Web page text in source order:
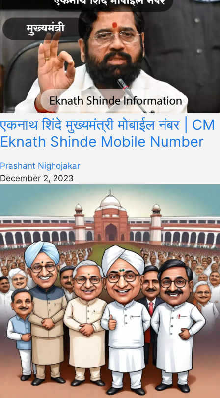
एकनाथ शिंदे मुख्यमंत्री मोबाईल नंबर | CM
Eknath Shinde Mobile Number
Prashant Nighojakar
December 2, 2023